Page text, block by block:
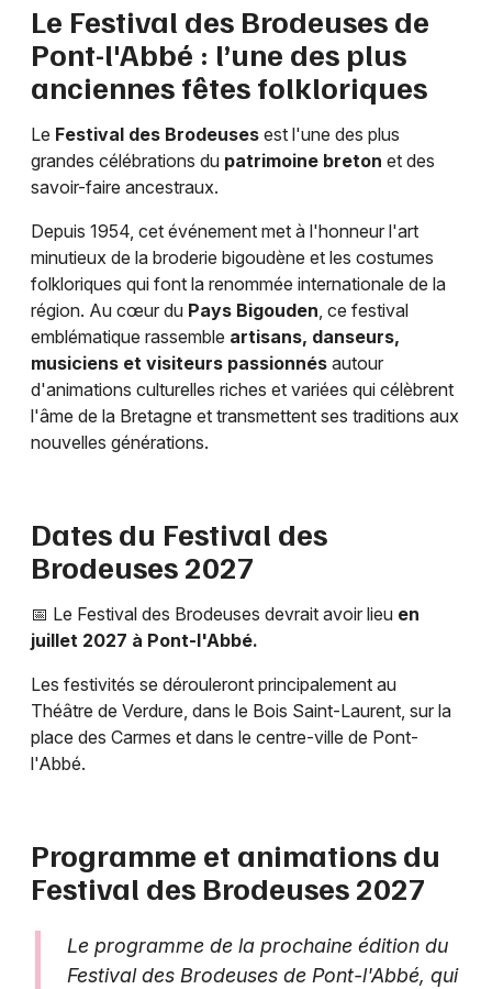
29 - Finistère
Mon email
Je m'abonne
Le Festival des Brodeuses de
Pont-l'Abbé : l’une des plus
anciennes fêtes folkloriques
Le Festival des Brodeuses est l'une des plus
grandes célébrations du patrimoine breton et des
savoir-faire ancestraux.
Depuis 1954, cet événement met à l'honneur l'art
minutieux de la broderie bigoudène et les costumes
folkloriques qui font la renommée internationale de la
région. Au cœur du Pays Bigouden, ce festival
emblématique rassemble artisans, danseurs,
musiciens et visiteurs passionnés autour
d'animations culturelles riches et variées qui célèbrent
l'âme de la Bretagne et transmettent ses traditions aux
nouvelles générations.
Dates du Festival des
Brodeuses 2027
📅 Le Festival des Brodeuses devrait avoir lieu en
juillet 2027 à Pont-l'Abbé.
Les festivités se dérouleront principalement au
Théâtre de Verdure, dans le Bois Saint-Laurent, sur la
place des Carmes et dans le centre-ville de Pont-
l'Abbé.
Programme et animations du
Festival des Brodeuses 2027
Le programme de la prochaine édition du
Festival des Brodeuses de Pont-l'Abbé, qui